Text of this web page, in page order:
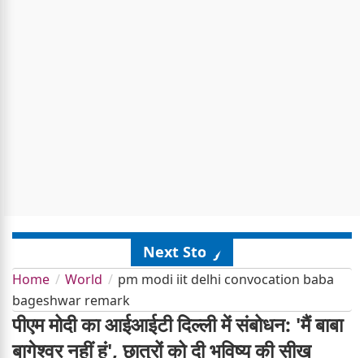
Next Story
Home World
pm modi iit delhi convocation baba
bageshwar remark
पीएम मोदी का आईआईटी दिल्ली में संबोधन: 'मैं बाबा
बागेश्वर नहीं हूं', छात्रों को दी भविष्य की सीख